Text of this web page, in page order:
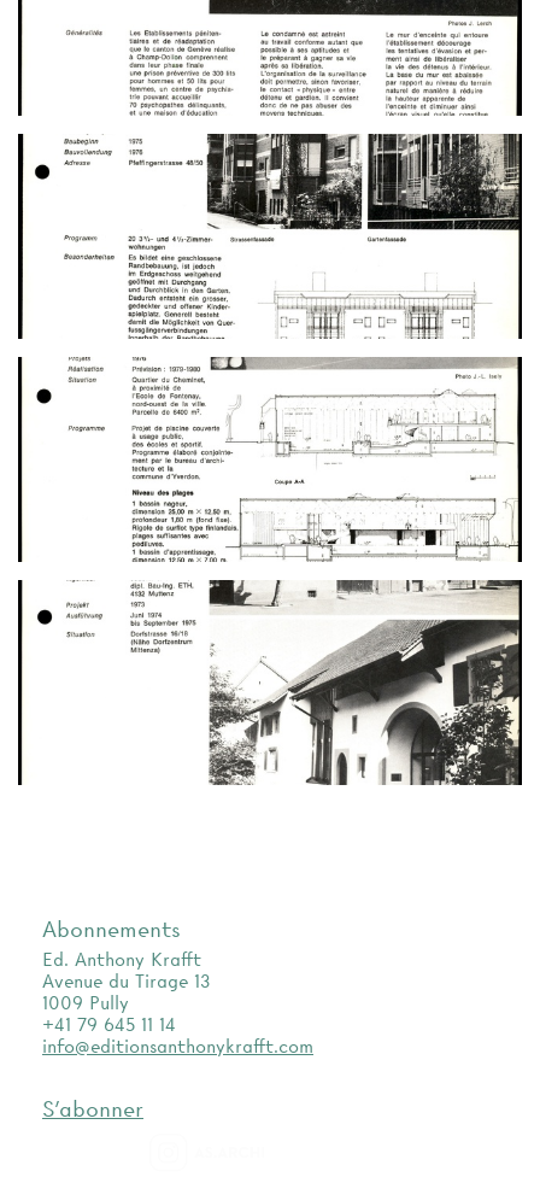
Abonnements
Ed. Anthony Krafft
Avenue du Tirage 13
1009 Pully
+41 79 645 11 14
info@editionsanthonykrafft.com
S'abonner